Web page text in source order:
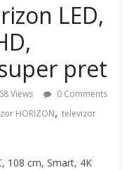
LED,
pret
Views
0 Comments
HORIZON,televizor
108 cm, Smart, 4K